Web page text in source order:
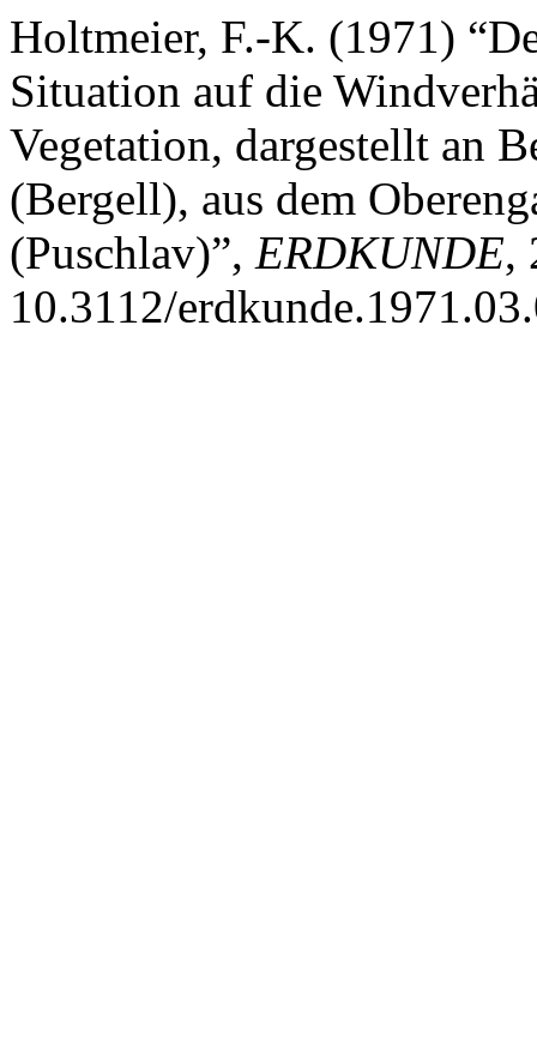
Holtmeier, F.-K. (1971)
Situation auf die
Vegetation, dargestellt an
(Bergell), aus dem
(Puschlav)”, ERDKUNDE,
10.3112/